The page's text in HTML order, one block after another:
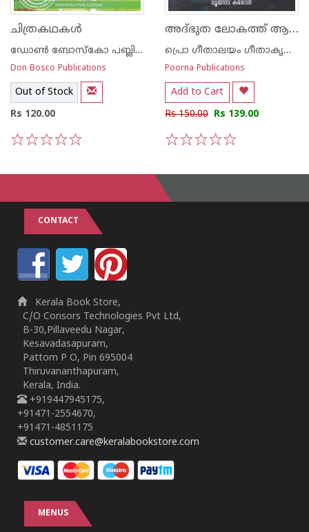
ചിത്രകഥകള്‍
ഡോണ്‍ ബോസ്കോ പബ്ലിക്കേഷന്‍സ്
Don Bosco Publications
Out of Stock
Rs 120.00
അദ്ഭുത ലോകത്ത് ആലീസിന്റെ അനുഭവങ്ങള്‍
പ്രൊ ഗീതാലയം ഗീതാകൃഷ്ണ‌ന്‍
Poorna Publications
Add to Cart
Rs 150.00 Rs 139.00
CONTACT
Kerala Book Store,
C/O Consors Technologies Pvt Ltd,
B-30,Pillaveedu Nagar,
Kesavadasapuram,
Pattom P O, Pin 695004
Thiruvananthapuram,
Kerala, India.
+919447945175,
+91471-2554670,
+91471-4851175
customer.care@keralabookstore.com
MENUS